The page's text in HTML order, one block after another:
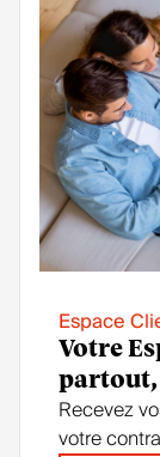
Espace
Votre
partout,
Recevez
votre